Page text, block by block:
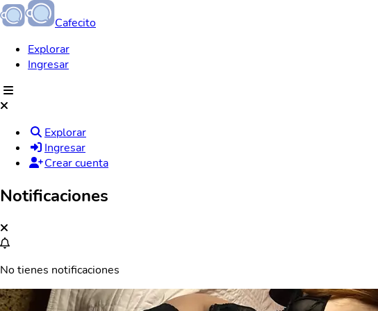
Cafecito
Explorar
Ingresar
Explorar
Ingresar
Crear cuenta
Notificaciones
No tienes notificaciones